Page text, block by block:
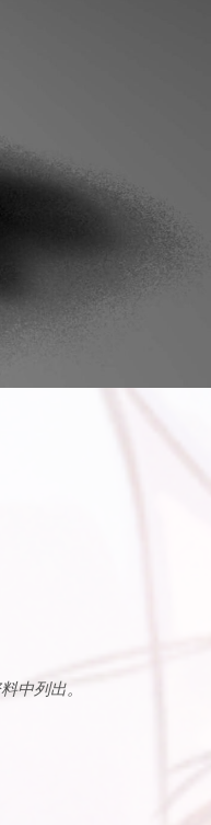
中列出。